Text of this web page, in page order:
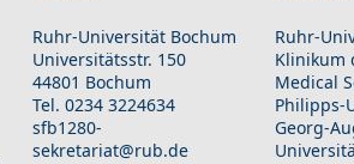
Ruhr-Universität Bochum
Universitätsstr. 150
44801 Bochum
Tel. 0234 3224634
sfb1280-
sekretariat@rub.de
Ruhr-
Klinikum
Medical
Philipps-
Georg-